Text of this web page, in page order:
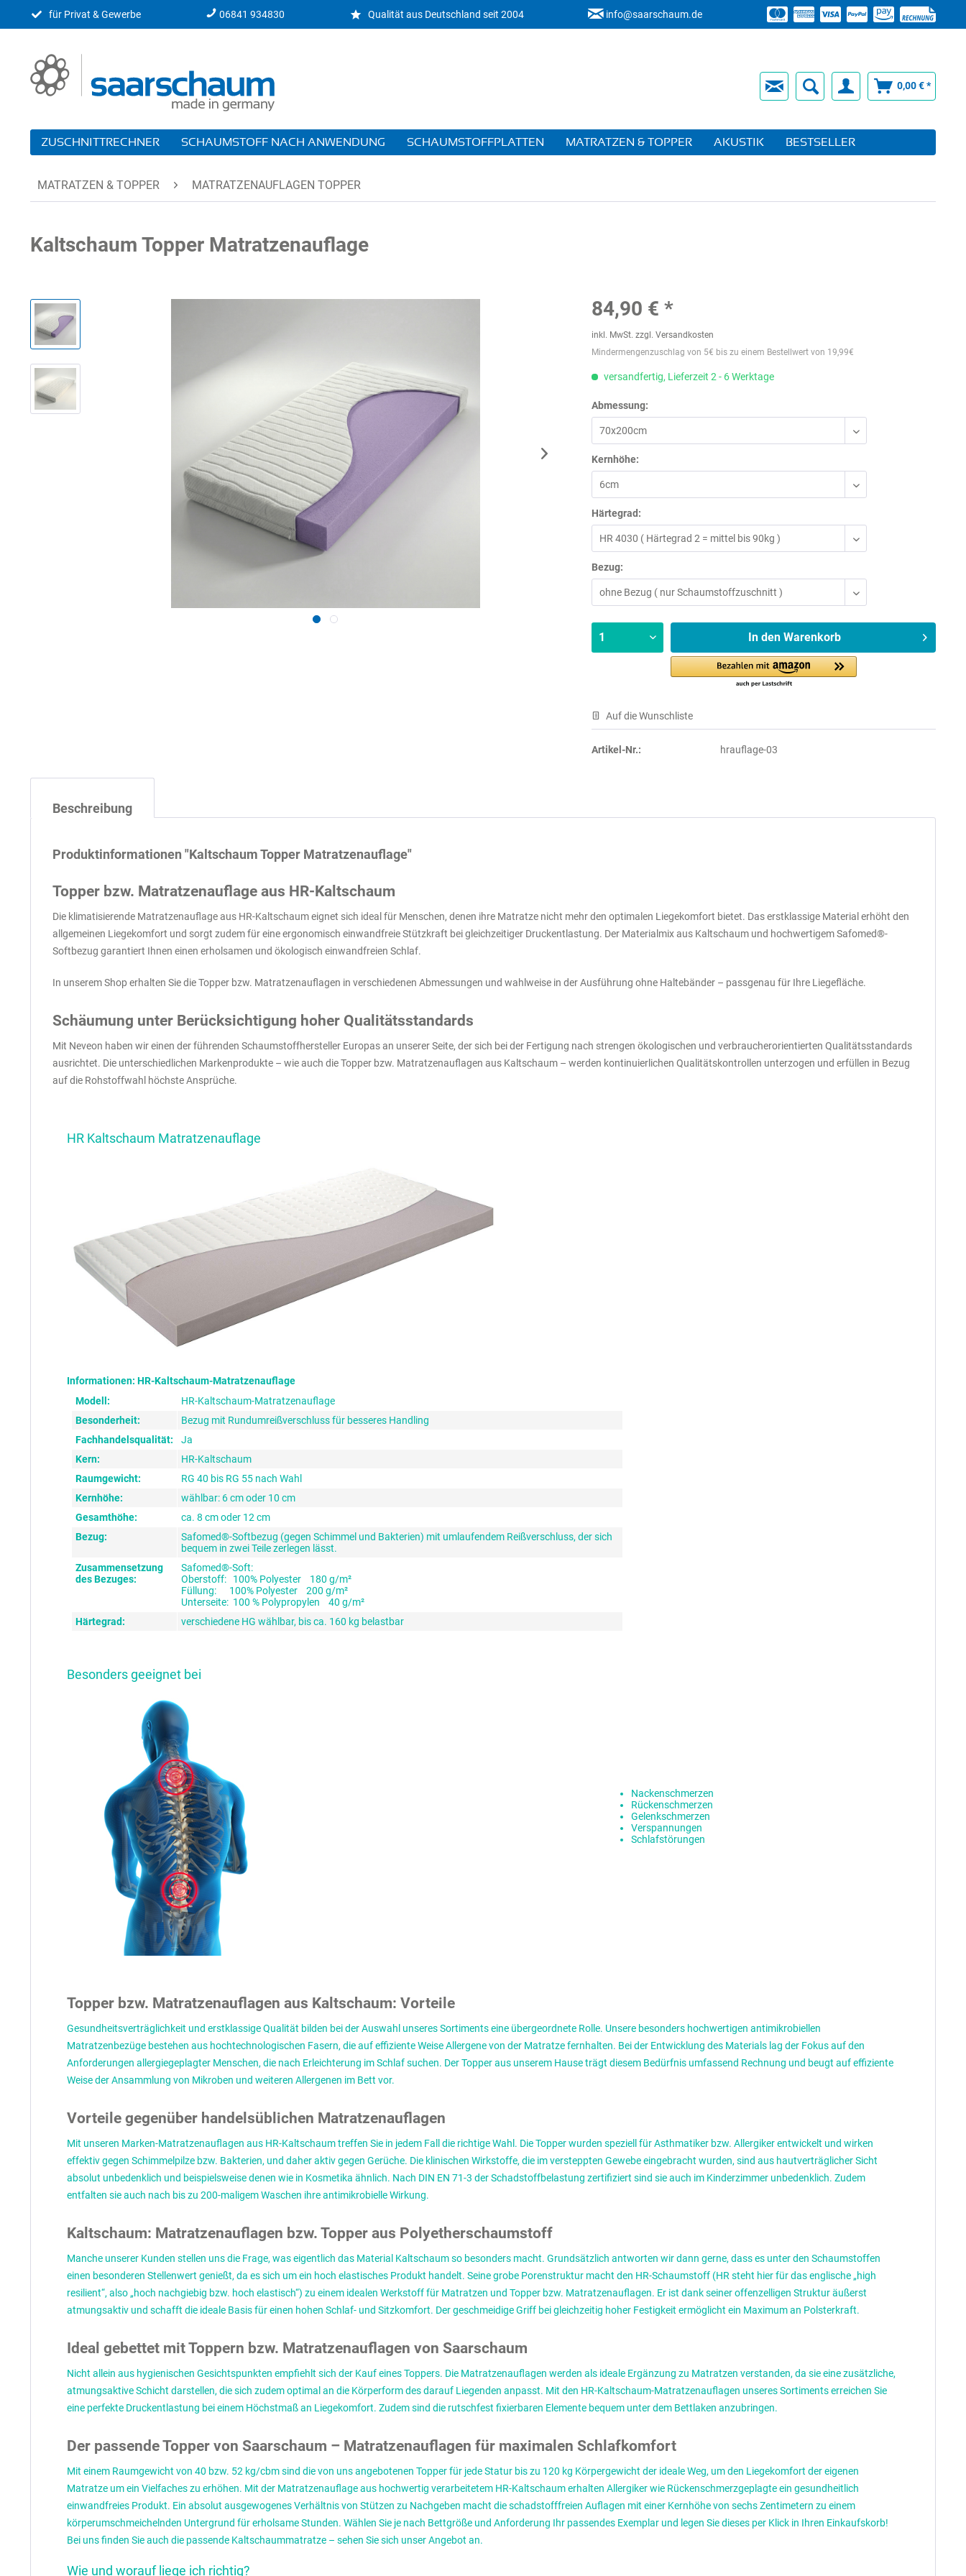
für Privat & Gewerbe 06841 934830 Qualität aus Deutschland seit 2004 info@saarschaum.de
0,00 € *
SCHAUMSTOFF NACH ANWENDUNG SCHAUMSTOFFPLATTEN MATRATZEN & TOPPER AKUSTIK BESTSELLER
ZUSCHNITTRECHNER
MATRATZEN & TOPPER MATRATZENAUFLAGEN TOPPER
Kaltschaum Topper Matratzenauflage
84,90 € *
inkl. MwSt.zzgl. Versandkosten
Mindermengenzuschlag von 5€ bis zu einem Bestellwert von 19,99€
versandfertig, Lieferzeit 2 - 6 Werktage
Abmessung:
Kernhöhe:
Härtegrad:
Bezug:
In den Warenkorb
Auf die Wunschliste
Artikel-Nr.: hrauflage-03
Beschreibung
Produktinformationen "Kaltschaum Topper Matratzenauflage"
Topper bzw. Matratzenauflage aus HR-Kaltschaum
Die klimatisierende Matratzenauflage aus HR-Kaltschaum eignet sich ideal für Menschen, denen ihre Matratze nicht mehr den optimalen Liegekomfort bietet. Das erstklassige Material erhöht den
allgemeinen Liegekomfort und sorgt zudem für eine ergonomisch einwandfreie Stützkraft bei gleichzeitiger Druckentlastung. Der Materialmix aus Kaltschaum und hochwertigem Safomed®-
Softbezug garantiert Ihnen einen erholsamen und ökologisch einwandfreien Schlaf.
In unserem Shop erhalten Sie die Topper bzw. Matratzenauflagen in verschiedenen Abmessungen und wahlweise in der Ausführung ohne Haltebänder – passgenau für Ihre Liegefläche.
Schäumung unter Berücksichtigung hoher Qualitätsstandards
Mit Neveon haben wir einen der führenden Schaumstoffhersteller Europas an unserer Seite, der sich bei der Fertigung nach strengen ökologischen und verbraucherorientierten Qualitätsstandards
ausrichtet. Die unterschiedlichen Markenprodukte – wie auch die Topper bzw. Matratzenauflagen aus Kaltschaum – werden kontinuierlichen Qualitätskontrollen unterzogen und erfüllen in Bezug
auf die Rohstoffwahl höchste Ansprüche.
HR Kaltschaum Matratzenauflage
Informationen: HR-Kaltschaum-Matratzenauflage
Modell:
HR-Kaltschaum-Matratzenauflage
Besonderheit:
Bezug mit Rundumreißverschluss für besseres Handling
Fachhandelsqualität:
Ja
Kern:
HR-Kaltschaum
Raumgewicht:
RG 40 bis RG 55 nach Wahl
Kernhöhe:
wählbar: 6 cm oder 10 cm
Gesamthöhe:
ca. 8 cm oder 12 cm
Bezug:
Safomed®-Softbezug (gegen Schimmel und Bakterien) mit umlaufendem Reißverschluss, der sich
bequem in zwei Teile zerlegen lässt.
Zusammensetzung
des Bezuges:
Safomed®-Soft:
Oberstoff: 100% Polyester 180 g/m²
Füllung: 100% Polyester 200 g/m²
Unterseite: 100 % Polypropylen 40 g/m²
Härtegrad:
verschiedene HG wählbar, bis ca. 160 kg belastbar
Besonders geeignet bei
Nackenschmerzen
Rückenschmerzen
Gelenkschmerzen
Verspannungen
Schlafstörungen
Topper bzw. Matratzenauflagen aus Kaltschaum: Vorteile
Gesundheitsverträglichkeit und erstklassige Qualität bilden bei der Auswahl unseres Sortiments eine übergeordnete Rolle. Unsere besonders hochwertigen antimikrobiellen
Matratzenbezüge bestehen aus hochtechnologischen Fasern, die auf effiziente Weise Allergene von der Matratze fernhalten. Bei der Entwicklung des Materials lag der Fokus auf den
Anforderungen allergiegeplagter Menschen, die nach Erleichterung im Schlaf suchen. Der Topper aus unserem Hause trägt diesem Bedürfnis umfassend Rechnung und beugt auf effiziente
Weise der Ansammlung von Mikroben und weiteren Allergenen im Bett vor.
Vorteile gegenüber handelsüblichen Matratzenauflagen
Mit unseren Marken-Matratzenauflagen aus HR-Kaltschaum treffen Sie in jedem Fall die richtige Wahl. Die Topper wurden speziell für Asthmatiker bzw. Allergiker entwickelt und wirken
effektiv gegen Schimmelpilze bzw. Bakterien, und daher aktiv gegen Gerüche. Die klinischen Wirkstoffe, die im versteppten Gewebe eingebracht wurden, sind aus hautverträglicher Sicht
absolut unbedenklich und beispielsweise denen wie in Kosmetika ähnlich. Nach DIN EN 71-3 der Schadstoffbelastung zertifiziert sind sie auch im Kinderzimmer unbedenklich. Zudem
entfalten sie auch nach bis zu 200-maligem Waschen ihre antimikrobielle Wirkung.
Kaltschaum: Matratzenauflagen bzw. Topper aus Polyetherschaumstoff
Manche unserer Kunden stellen uns die Frage, was eigentlich das Material Kaltschaum so besonders macht. Grundsätzlich antworten wir dann gerne, dass es unter den Schaumstoffen
einen besonderen Stellenwert genießt, da es sich um ein hoch elastisches Produkt handelt. Seine grobe Porenstruktur macht den HR-Schaumstoff (HR steht hier für das englische „high
resilient“, also „hoch nachgiebig bzw. hoch elastisch“) zu einem idealen Werkstoff für Matratzen und Topper bzw. Matratzenauflagen. Er ist dank seiner offenzelligen Struktur äußerst
atmungsaktiv und schafft die ideale Basis für einen hohen Schlaf- und Sitzkomfort. Der geschmeidige Griff bei gleichzeitig hoher Festigkeit ermöglicht ein Maximum an Polsterkraft.
Ideal gebettet mit Toppern bzw. Matratzenauflagen von Saarschaum
Nicht allein aus hygienischen Gesichtspunkten empfiehlt sich der Kauf eines Toppers. Die Matratzenauflagen werden als ideale Ergänzung zu Matratzen verstanden, da sie eine zusätzliche,
atmungsaktive Schicht darstellen, die sich zudem optimal an die Körperform des darauf Liegenden anpasst. Mit den HR-Kaltschaum-Matratzenauflagen unseres Sortiments erreichen Sie
eine perfekte Druckentlastung bei einem Höchstmaß an Liegekomfort. Zudem sind die rutschfest fixierbaren Elemente bequem unter dem Bettlaken anzubringen.
Der passende Topper von Saarschaum – Matratzenauflagen für maximalen Schlafkomfort
Mit einem Raumgewicht von 40 bzw. 52 kg/cbm sind die von uns angebotenen Topper für jede Statur bis zu 120 kg Körpergewicht der ideale Weg, um den Liegekomfort der eigenen
Matratze um ein Vielfaches zu erhöhen. Mit der Matratzenauflage aus hochwertig verarbeitetem HR-Kaltschaum erhalten Allergiker wie Rückenschmerzgeplagte ein gesundheitlich
einwandfreies Produkt. Ein absolut ausgewogenes Verhältnis von Stützen zu Nachgeben macht die schadstofffreien Auflagen mit einer Kernhöhe von sechs Zentimetern zu einem
körperumschmeichelnden Untergrund für erholsame Stunden. Wählen Sie je nach Bettgröße und Anforderung Ihr passendes Exemplar und legen Sie dieses per Klick in Ihren Einkaufskorb!
Bei uns finden Sie auch die passende Kaltschaummatratze – sehen Sie sich unser Angebot an.
Wie und worauf liege ich richtig?